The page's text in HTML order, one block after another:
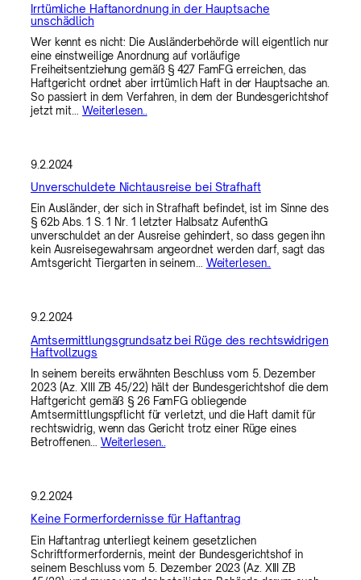
Irrtümliche Haftanordnung in der Hauptsache
unschädlich
Wer kennt es nicht: Die Ausländerbehörde will eigentlich nur
eine einstweilige Anordnung auf vorläufige
Freiheitsentziehung gemäß § 427 FamFG erreichen, das
Haftgericht ordnet aber irrtümlich Haft in der Hauptsache an.
So passiert in dem Verfahren, in dem der Bundesgerichtshof
jetzt mit… Weiterlesen..
9.2.2024
Unverschuldete Nichtausreise bei Strafhaft
Ein Ausländer, der sich in Strafhaft befindet, ist im Sinne des
§ 62b Abs. 1 S. 1 Nr. 1 letzter Halbsatz AufenthG
unverschuldet an der Ausreise gehindert, so dass gegen ihn
kein Ausreisegewahrsam angeordnet werden darf, sagt das
Amtsgericht Tiergarten in seinem… Weiterlesen..
9.2.2024
Amtsermittlungsgrundsatz bei Rüge des rechtswidrigen
Haftvollzugs
In seinem bereits erwähnten Beschluss vom 5. Dezember
2023 (Az. XIII ZB 45/22) hält der Bundesgerichtshof die dem
Haftgericht gemäß § 26 FamFG obliegende
Amtsermittlungspflicht für verletzt, und die Haft damit für
rechtswidrig, wenn das Gericht trotz einer Rüge eines
Betroffenen… Weiterlesen..
9.2.2024
Keine Formerfordernisse für Haftantrag
Ein Haftantrag unterliegt keinem gesetzlichen
Schriftformerfordernis, meint der Bundesgerichtshof in
seinem Beschluss vom 5. Dezember 2023 (Az. XIII ZB